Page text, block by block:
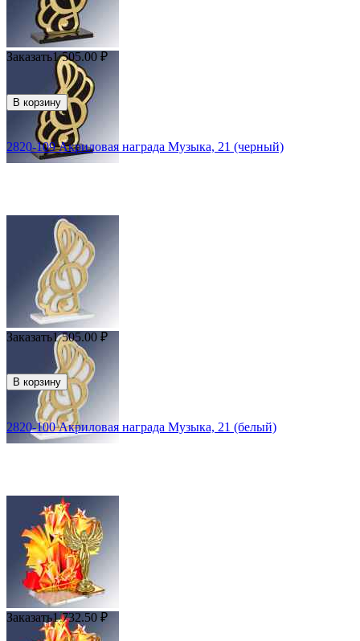
Заказать1 505.00 ₽
В корзину
2820-109 Акриловая награда Музыка, 21 (черный)
Заказать1 505.00 ₽
В корзину
2820-100 Акриловая награда Музыка, 21 (белый)
Заказать1 732.50 ₽